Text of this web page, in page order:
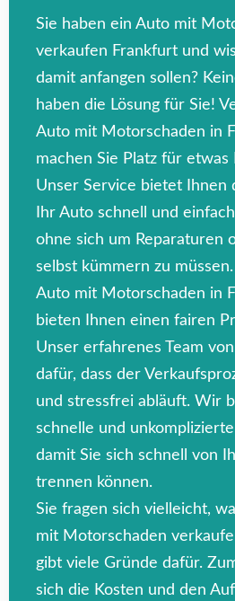
Sie haben ein Auto mit
verkaufen Frankfurt und
damit anfangen sollen?
haben die Lösung für Sie!
Auto mit Motorschaden in
machen Sie Platz für etwas
Unser Service bietet Ihnen
Ihr Auto schnell und
ohne sich um Reparaturen
selbst kümmern zu
Auto mit Motorschaden in
bieten Ihnen einen fairen
Unser erfahrenes Team
dafür, dass der
und stressfrei abläuft. Wir
schnelle und
damit Sie sich schnell von
trennen können.
Sie fragen sich vielleicht,
mit Motorschaden
gibt viele Gründe dafür.
sich die Kosten und den